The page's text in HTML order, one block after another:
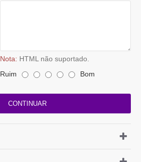
Nota: HTML não suportado.
Ruim Bom
CONTINUAR